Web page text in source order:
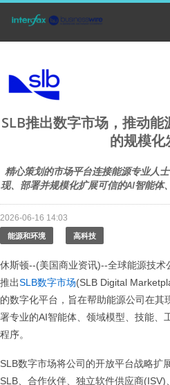
SLB推出数字市场，推动
的规模化
精心策划的市场平台连接能源专业人
现、部署并规模化扩展可信的AI智能体
2026-06-16 14:03
能源和环境 高科技
休斯顿--(美国商业资讯)--全球能源技术
推出SLB数字市场(SLB Digital
的数字化平台，旨在帮助能源公司在其
署专业的AI智能体、领域模型、技能、
程序。
SLB数字市场将公司的开放平台战略扩
SLB、合作伙伴、独立软件供应商